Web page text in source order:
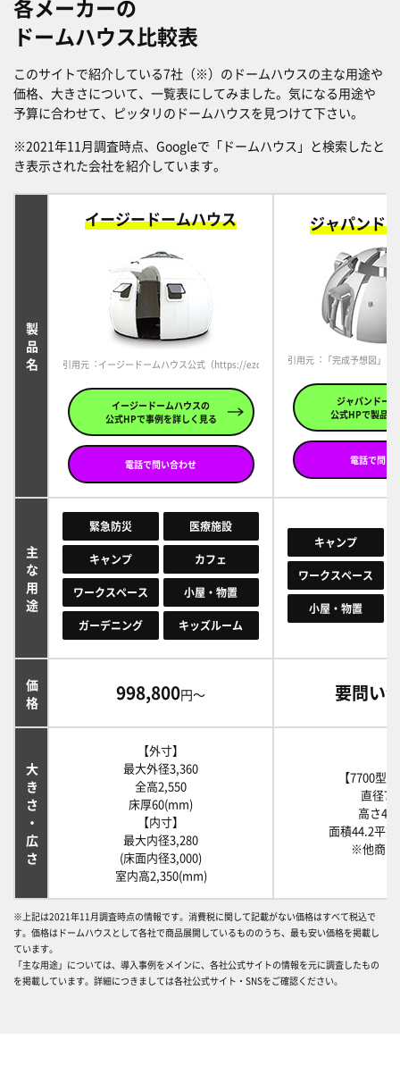
各メーカーの
ドームハウス比較表
このサイトで紹介している7社（※）のドームハウスの主な用途や
価格、大きさについて、一覧表にしてみました。気になる用途や
予算に合わせて、ピッタリのドームハウスを見つけて下さい。
※2021年11月調査時点、Googleで「ドームハウス」と検索したと
き表示された会社を紹介しています。
製品名
イージードームハウス
引用元︓イージードームハウス公式（https://ezdome.jp/）
イージードームハウスの
公式HPで事例を詳しく見る
電話で問い合わせ
ジャパンド
引用元︓「完成予想図」
ジャパンドー
公式HPで製品を
電話で問い
主な用途
緊急防災 医療施設
キャンプ カフェ
ワークスペース 小屋・物置
ガーデニング キッズルーム
キャンプ
ワークスペース
小屋・物置
価格 998,800円～ 要問い
大きさ・広さ
【外寸】
最大外径3,360
全高2,550
床厚60(mm)
【内寸】
最大内径3,280
(床面内径3,000)
室内高2,350(mm)
【7700型
直径
高さ
面積44.2平
※他商品
※上記は2021年11月調査時点の情報です。消費税に関して記載がない価格はすべて税込で
す。価格はドームハウスとして各社で商品展開しているもののうち、最も安い価格を掲載し
ています。
「主な用途」については、導入事例をメインに、各社公式サイトの情報を元に調査したもの
を掲載しています。詳細につきましては各社公式サイト・SNSをご確認ください。